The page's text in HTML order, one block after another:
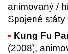
animovaný /
Spojené státy
Kung Fu
(2008),